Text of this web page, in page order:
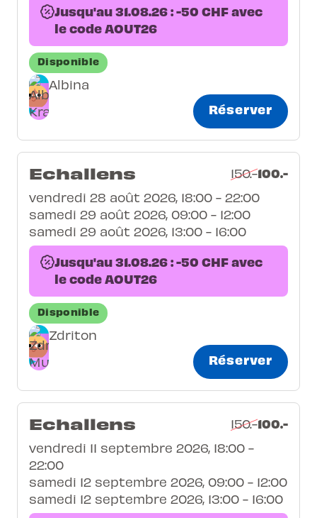
Jusqu'au 31.08.26 : -50 CHF avec
le code AOUT26
Disponible
Albina
Réserver
Echallens 150.-100.-
vendredi 28 août 2026, 18:00 - 22:00
samedi 29 août 2026, 09:00 - 12:00
samedi 29 août 2026, 13:00 - 16:00
Jusqu'au 31.08.26 : -50 CHF avec
le code AOUT26
Disponible
Zdriton
Réserver
Echallens 150.-100.-
vendredi 11 septembre 2026, 18:00 -
22:00
samedi 12 septembre 2026, 09:00 - 12:00
samedi 12 septembre 2026, 13:00 - 16:00